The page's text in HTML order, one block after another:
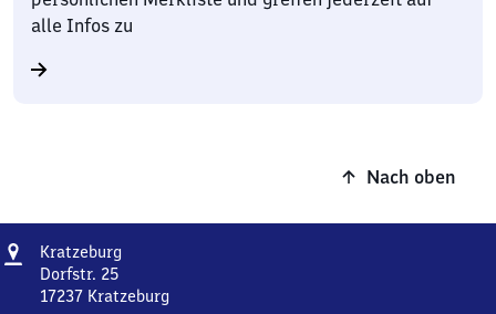
alle Infos zu
Nach oben
Adresse
Kratzeburg
Dorfstr. 25
17237 Kratzeburg